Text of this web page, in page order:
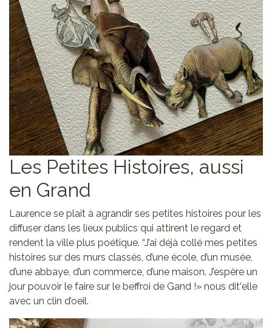
Les Petites Histoires, aussi
en Grand
Laurence se plaît à agrandir ses petites histoires pour les
diffuser dans les lieux publics qui attirent le regard et
rendent la ville plus poétique. “J’ai déjà collé mes petites
histoires sur des murs classés, d’une école, d’un musée,
d’une abbaye, d’un commerce, d’une maison. J’espère un
jour pouvoir le faire sur le beffroi de Gand !» nous dit‘elle
avec un clin d’oeil.